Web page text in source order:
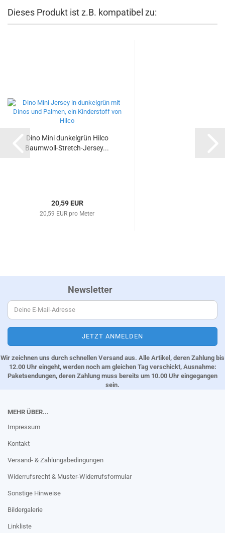
Dieses Produkt ist z.B. kompatibel zu:
Dino Mini dunkelgrün Hilco
Baumwoll-Stretch-Jersey...
20,59 EUR
20,59 EUR pro Meter
Newsletter
Wir zeichnen uns durch schnellen Versand aus. Alle Artikel, deren Zahlung bis
12.00 Uhr eingeht, werden noch am gleichen Tag verschickt, Ausnahme:
Paketsendungen, deren Zahlung muss bereits um 10.00 Uhr eingegangen
sein.
MEHR ÜBER...
Impressum
Kontakt
Versand- & Zahlungsbedingungen
Widerrufsrecht & Muster-Widerrufsformular
Sonstige Hinweise
Bildergalerie
Linkliste